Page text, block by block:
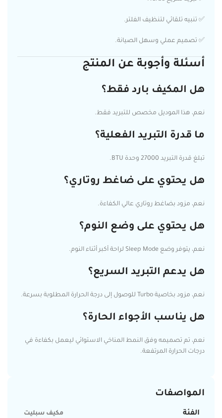
✅ تنبيه تلقائي لتنظيف الفلتر.
✅ تصميم عملي وسهل الصيانة.
أسئلة وأجوبة عن المنتج
هل المكيف بارد فقط؟
نعم، هذا الموديل مخصص للتبريد فقط.
ما قدرة التبريد الفعلية؟
تبلغ قدرة التبريد 27000 وحدة BTU.
هل يحتوي على ضاغط روتاري؟
نعم، مزود بضاغط روتاري عالي الكفاءة.
هل يحتوي على وضع النوم؟
نعم، يتوفر وضع Sleep Mode لراحة أكبر أثناء النوم.
هل يدعم التبريد السريع؟
نعم، مزود بخاصية Turbo للوصول إلى درجة الحرارة المطلوبة بسرعة.
هل يناسب الأجواء الحارة؟
نعم، تم تصميمه وفق النمط المناخي الاستوائي ليعمل بكفاءة في
درجات الحرارة المرتفعة.
المواصفات
الفئة مكيف سبليت